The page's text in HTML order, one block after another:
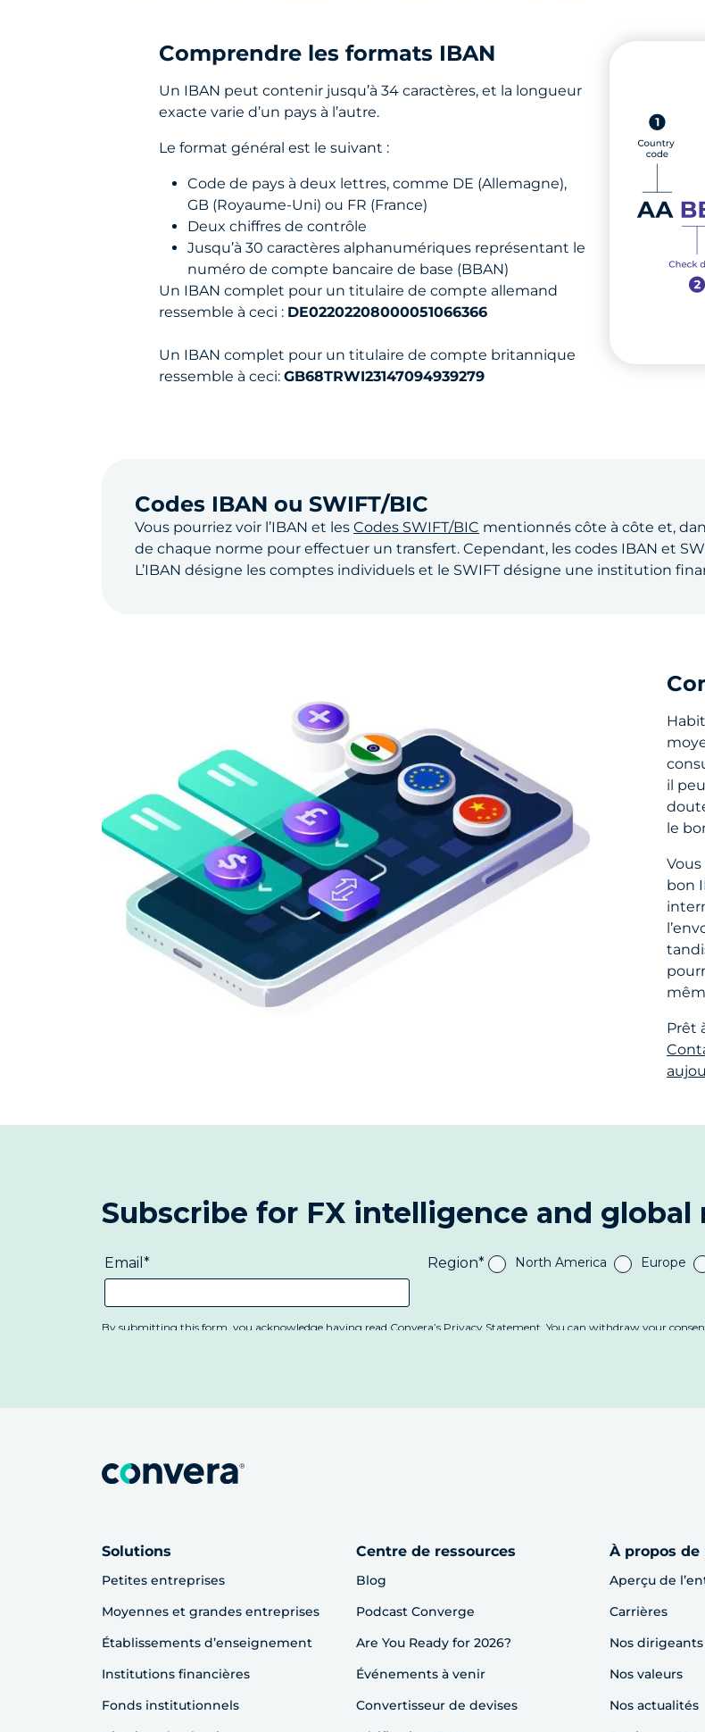
Comprendre les formats IBAN
Un IBAN peut contenir jusqu’à 34 caractères, et la longueur
exacte varie d’un pays à l’autre.
Le format général est le suivant :
Code de pays à deux lettres, comme DE (Allemagne),
GB (Royaume-Uni) ou FR (France)
Deux chiffres de contrôle
Jusqu’à 30 caractères alphanumériques représentant le
numéro de compte bancaire de base (BBAN)
Un IBAN complet pour un titulaire de compte allemand
ressemble à ceci : DE02202208000051066366
Un IBAN complet pour un titulaire de compte britannique
ressemble à ceci: GB68TRWI23147094939279
Codes IBAN ou SWIFT/BIC
Vous pourriez voir l’IBAN et les Codes SWIFT/BIC mentionnés côte à côte et,
de chaque norme pour effectuer un transfert. Cependant, les codes IBAN et
L’IBAN désigne les comptes individuels et le SWIFT désigne une institution
il
le
bon
Prêt
Solutions
Petites entreprises
Moyennes et grandes entreprises
Établissements d’enseignement
Institutions financières
Fonds institutionnels
Centre de ressources
Blog
Podcast Converge
Are You Ready for 2026?
Événements à venir
Convertisseur de devises
À propos de
Aperçu de
Carrières
Nos dirigeants
Nos valeurs
Nos actualités